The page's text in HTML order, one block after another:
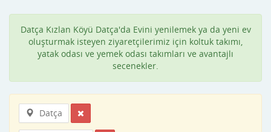
Datça Kızlan Köyü Datça'da Evini yenilemek ya da yeni ev
oluşturmak isteyen ziyaretçilerimiz için koltuk takımı,
yatak odası ve yemek odası takımları ve avantajlı
secenekler.
Datça